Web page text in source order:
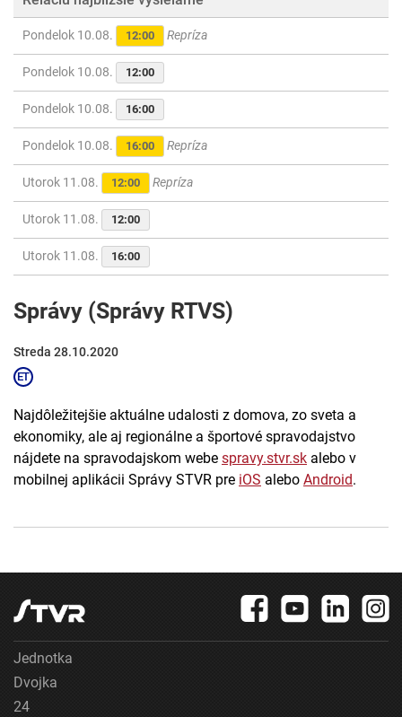
Pondelok 10.08. 12:00 Repríza
Pondelok 10.08. 12:00
Pondelok 10.08. 16:00
Pondelok 10.08. 16:00 Repríza
Utorok 11.08. 12:00 Repríza
Utorok 11.08. 12:00
Utorok 11.08. 16:00
Správy (Správy RTVS)
Streda 28.10.2020
Najdôležitejšie aktuálne udalosti z domova, zo sveta a
ekonomiky, ale aj regionálne a športové spravodajstvo
nájdete na spravodajskom webe spravy.stvr.sk alebo v
mobilnej aplikácii Správy STVR pre iOS alebo Android.
Jednotka
Dvojka
24